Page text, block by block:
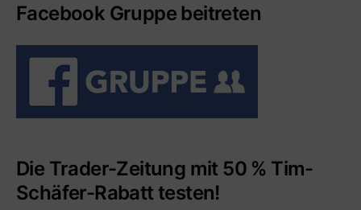
Facebook Gruppe beitreten
Die Trader-Zeitung mit 50 % Tim-
Schäfer-Rabatt testen!